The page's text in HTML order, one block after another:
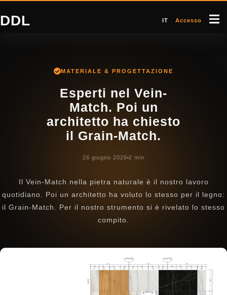
DDL IT Accesso
MATERIALE & PROGETTAZIONE
Esperti nel Vein-
Match. Poi un
architetto ha chiesto
il Grain-Match.
26 giugno 2026 2 min
Il Vein-Match nella pietra naturale è il nostro lavoro
quotidiano. Poi un architetto ha voluto lo stesso per il legno:
il Grain-Match. Per il nostro strumento si è rivelato lo stesso
compito.